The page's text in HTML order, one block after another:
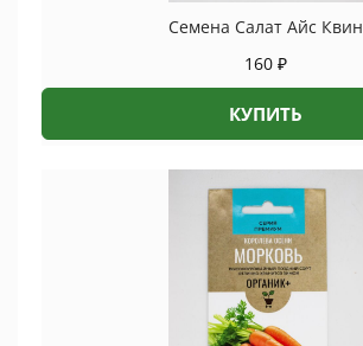
Семена Салат Айс Квин
160 ₽
КУПИТЬ